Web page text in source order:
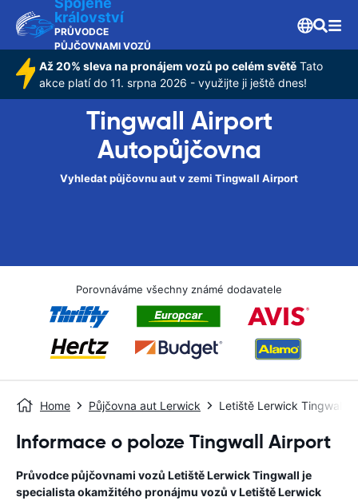
království
PRŮVODCE
PŮJČOVNAMI VOZŮ
Až 20% sleva na pronájem vozů po celém světě Tato
akce platí do 11. srpna 2026 - využijte ji ještě dnes!
Tingwall Airport
Autopůjčovna
Vyhledat půjčovnu aut v zemi Tingwall Airport
Porovnáváme všechny známé dodavatele
Home Půjčovna aut Lerwick Letiště Lerwick Tingwall
Informace o poloze Tingwall Airport
Průvodce půjčovnami vozů Letiště Lerwick Tingwall je
specialista okamžitého pronájmu vozů vLetiště Lerwick